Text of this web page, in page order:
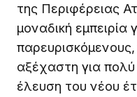
της Περιφέρειας
μοναδική εμπειρία
αξέχαστη για
έλευση του νέου